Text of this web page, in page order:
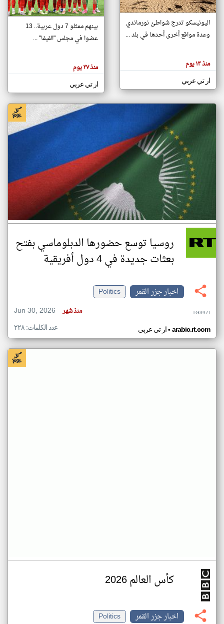
تغيير الدولة
اخبار جزر القمر على مدار الساعة
أهم اخبار جزر القمر العاجلة والمباشرة
هنا عن
وجهة
كاتبيها.
اليونيسكو تدرج شواطئ نورماندي
وعدة مواقع أخرى أحدها في بلد ...
منذ ١٣ يوم
ار تي عربي
بينهم ممثلو 7 دول عربية.. 13
عضوا في مجلس "الفيفا" ...
منذ ٢٧ يوم
ار تي عربي
روسيا توسع حضورها الدبلوماسي بفتح
بعثات جديدة في 4 دول أفريقية
اخبار جزر القمر
Politics
Jun 30, 2026
منذ شهر TG39ZI
ار تي عربي• arabic.rt.com عدد الكلمات: ٢٢٨
كأس العالم 2026
اخبار جزر القمر
Politics
klyoum.com